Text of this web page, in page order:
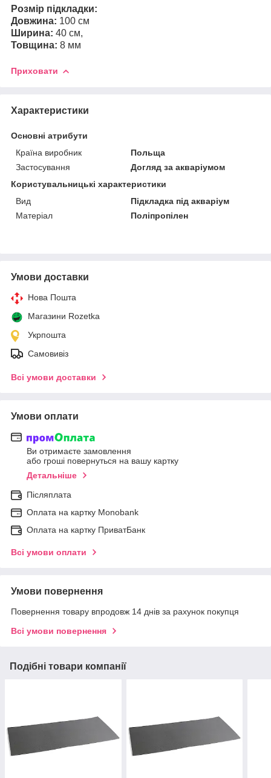
Розмір підкладки:
Довжина: 100 см
Ширина: 40 см,
Товщина: 8 мм
Приховати
Характеристики
Основні атрибути
Країна виробник
Польща
Застосування
Догляд за акваріумом
Користувальницькі характеристики
Вид
Підкладка під акваріум
Матеріал
Поліпропілен
Умови доставки
Нова Пошта
Магазини Rozetka
Укрпошта
Самовивіз
Всі умови доставки
Умови оплати
Ви отримаєте замовлення
або гроші повернуться на вашу картку
Детальніше
Післяплата
Оплата на картку Мonobank
Оплата на картку ПриватБанк
Всі умови оплати
Умови повернення
Повернення товару впродовж 14 днів за рахунок покупця
Всі умови повернення
Подібні товари компанії